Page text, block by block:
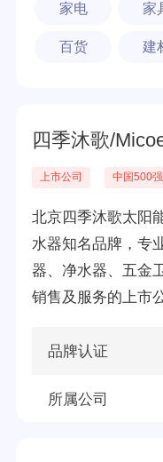
家电 家
百货 建
四季沐歌/
上市公司 中国500强
北京四季沐歌太阳
水器知名品牌，专
器、净水器、五金
销售及服务的上市
品牌认证
所属公司